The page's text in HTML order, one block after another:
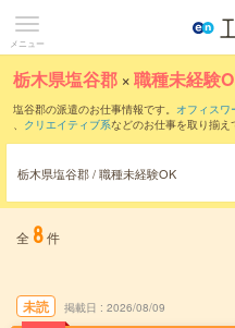
メニュー
栃木県塩谷郡 ×職種未経験
塩谷郡の派遣のお仕事情報です。 オフィスワ
、 クリエイティブ系などのお仕事を取り揃
栃木県塩谷郡 / 職種未経験OK
全 8件
未読 掲載日 2026/08/09